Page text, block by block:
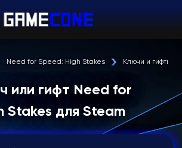
Need for Speed: High Stakes Ключи и гифты
или гифт Need for
Stakes для Steam